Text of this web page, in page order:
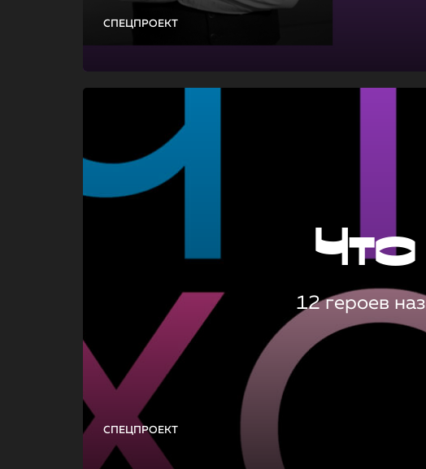
СПЕЦПРОЕКТ
СПЕЦПРОЕКТ
12 героев